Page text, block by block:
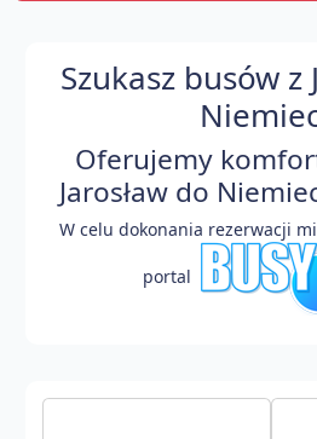
Szukasz busów z
Oferujemy
Jarosław do
W celu dokonania rezerwacji
portal